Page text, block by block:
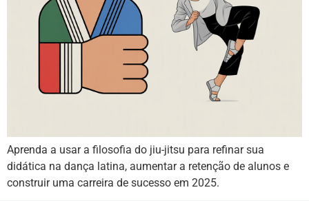
Aprenda a usar a filosofia do jiu-jitsu para refinar sua
didática na dança latina, aumentar a retenção de alunos e
construir uma carreira de sucesso em 2025.